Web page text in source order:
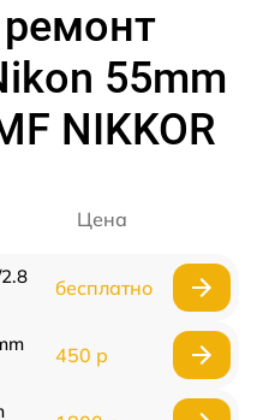
55mm
NIKKOR
Цена
бесплатно
450 р